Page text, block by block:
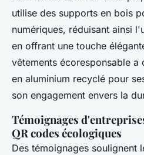
utilise des supports en bois
numériques, réduisant ainsi
en offrant une touche
vêtements écoresponsable
en aluminium recyclé pour
son engagement envers la
Témoignages
QR codes écologiques
Des témoignages soulignent